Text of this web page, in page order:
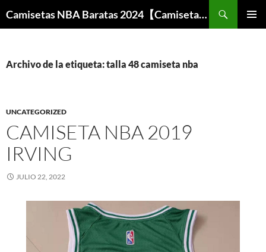
Camisetas NBA Baratas 2024【Camisetas Especiales Baloncesto】
Archivo de la etiqueta: talla 48 camiseta nba
UNCATEGORIZED
CAMISETA NBA 2019
IRVING
JULIO 22, 2022